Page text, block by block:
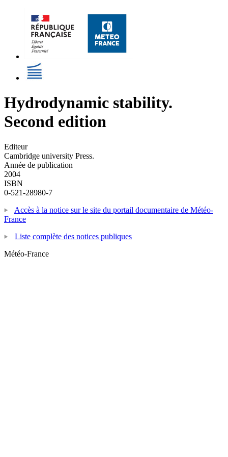
Hydrodynamic stability.
Second edition
Editeur
Cambridge university Press.
Année de publication
2004
ISBN
0-521-28980-7
Accès à la notice sur le site du portail documentaire de Météo-
France
Liste complète des notices publiques
Météo-France